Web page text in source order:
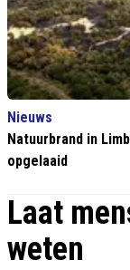
Nieuws
Natuurbrand in
opgelaaid
Laat
weten